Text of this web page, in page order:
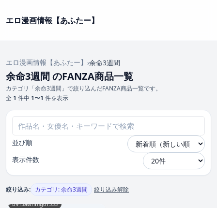
エロ漫画情報【あふたー】
エロ漫画情報【あふたー】 ›余命3週間
余命3週間 のFANZA商品一覧
カテゴリ「余命3週間」で絞り込んだFANZA商品一覧です。
全 1 件中 1〜1 件を表示
並び順
表示件数
絞り込み: カテゴリ: 余命3週間 絞り込み解除
b915awnmg01535